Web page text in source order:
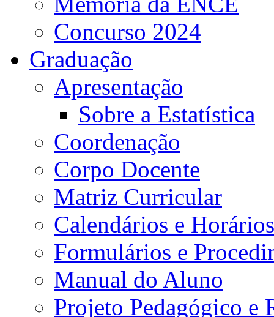
Concurso 2024
Graduação
Apresentação
Sobre a Estatística
Coordenação
Corpo Docente
Matriz Curricular
Calendários e Horários
Formulários e
Manual do Aluno
Projeto Pedagógico e